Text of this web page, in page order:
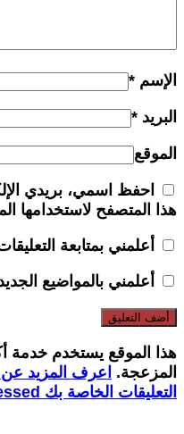
الإسم *
البريد *
الموقع
احفظ اسمي، بريدي
هذا المتصفح لاستخدامها
أعلمني بمتابعة
أعلمني بالمواضيع
هذا الموقع يستخدم خدمة
المزعجة. اعرف المزيد عن
التعليقات الخاصة بك processed